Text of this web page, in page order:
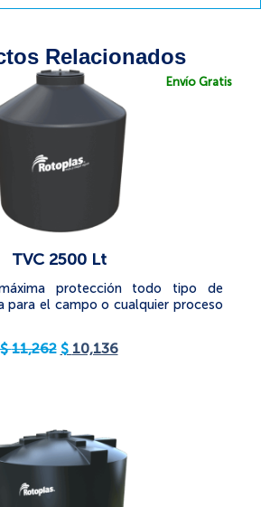
Relacionados
Envío Gratis
TVC 2500 Lt
protección todo tipo de
para el campo o cualquier proceso
$11,262 $ 10,136